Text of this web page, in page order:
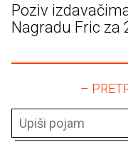
Poziv
Nagradu Fric za
–